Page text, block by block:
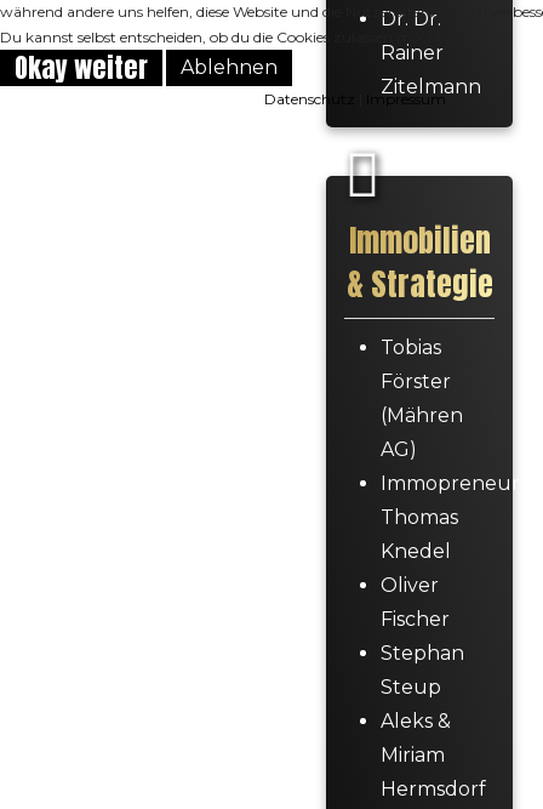
Dr. Dr.
Rainer
Zitelmann
Immobilien
& Strategie
Tobias
Förster
(Mähren
AG)
Immopreneur
Thomas
Knedel
Oliver
Fischer
Stephan
Steup
Aleks &
Miriam
Hermsdorf
während andere uns helfen, diese Website und die Nutzererfahrung zu
Du kannst selbst entscheiden, ob du die Cookies zulassen möchtest.
Okay weiter Ablehnen
Datenschutz Impressum